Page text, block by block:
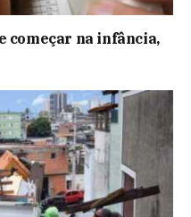
começar na infância,